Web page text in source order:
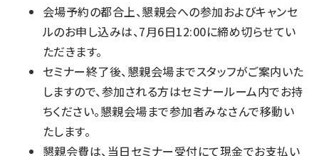
会場予約の都合上、懇親会への参加およびキャンセ
ルのお申し込みは、7月6日12:00に締め切らせてい
ただきます。
セミナー終了後、懇親会場までスタッフがご案内いた
しますので、参加される方はセミナールーム内でお持
ちください。懇親会場まで参加者みなさんで移動い
たします。
懇親会費は、当日セミナー受付にて現金でお支払い